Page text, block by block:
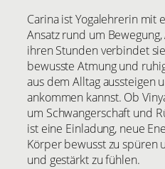
Carina ist Yogalehrerin mit
Ansatz rund um
ihren Stunden verbindet
bewusste Atmung und
aus dem Alltag aussteigen
ankommen kannst. Ob
um Schwangerschaft und
ist eine Einladung, neue
Körper bewusst zu spüren
und gestärkt zu fühlen.